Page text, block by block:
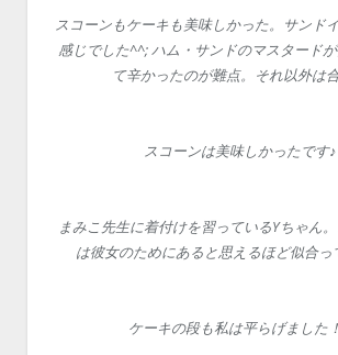
スコーンもケーキも美味しかった。サンド
感じでした^^; ハム・サンドのマスタード
て辛かったのが難点。それ以外は
スコーンは美味しかったです♪
まみこ先生に着付けを習っているYちゃん
は彼女のためにあると思えるほど似合
ケーキの段も私は平らげました